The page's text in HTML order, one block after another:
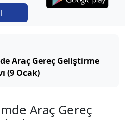
Araç Gereç Geliştirme
(9 Ocak)
Araç Gereç